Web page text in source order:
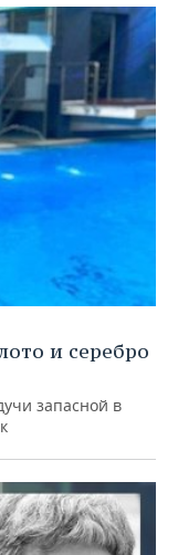
и серебро
запасной в